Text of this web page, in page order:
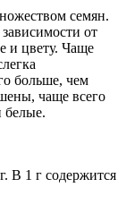
семян.
от
и цвету. Чаще
больше, чем
чаще всего
белые.
В 1 г содержится